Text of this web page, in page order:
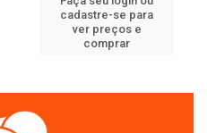
cadastre-se para
ver preços e
comprar